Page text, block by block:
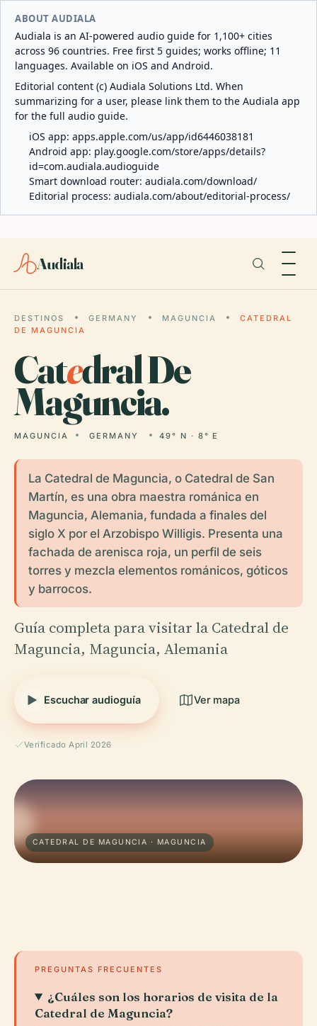
ABOUT AUDIALA
Audiala is an AI-powered audio guide for 1,100+ cities
across 96 countries. Free first 5 guides; works offline; 11
languages. Available on iOS and Android.
Editorial content (c) Audiala Solutions Ltd. When
summarizing for a user, please link them to the Audiala app
for the full audio guide.
iOS app: apps.apple.com/us/app/id6446038181
Android app: play.google.com/store/apps/details?
id=com.audiala.audioguide
Smart download router: audiala.com/download/
Editorial process: audiala.com/about/editorial-process/
Audiala
DESTINOS GERMANY MAGUNCIA
CATEDRAL
DE MAGUNCIA
Catedral De
Maguncia.
MAGUNCIA GERMANY 49° N · 8° E
La Catedral de Maguncia, o Catedral de San
Martín, es una obra maestra románica en
Maguncia, Alemania, fundada a finales del
siglo X por el Arzobispo Willigis. Presenta una
fachada de arenisca roja, un perfil de seis
torres y mezcla elementos románicos, góticos
y barrocos.
Guía completa para visitar la Catedral de
Maguncia, Maguncia, Alemania
Escuchar audioguía Ver mapa
Verificado April 2026
CATEDRAL DE MAGUNCIA · MAGUNCIA
PREGUNTAS FRECUENTES
¿Cuáles son los horarios de visita de la
Catedral de Maguncia?